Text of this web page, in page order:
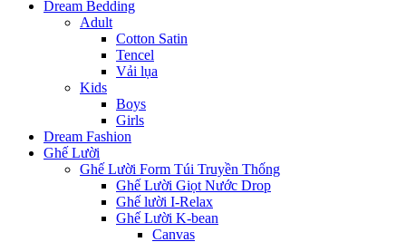
Dream Bedding
Adult
Cotton Satin
Tencel
Vải lụa
Kids
Boys
Girls
Dream Fashion
Ghế Lười
Ghế Lười Form Túi Truyền Thống
Ghế Lười Giọt Nước Drop
Ghế lười I-Relax
Ghế Lười K-bean
Canvas